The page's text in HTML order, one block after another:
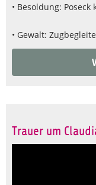
• Besoldung:
• Gewalt:
Trauer um